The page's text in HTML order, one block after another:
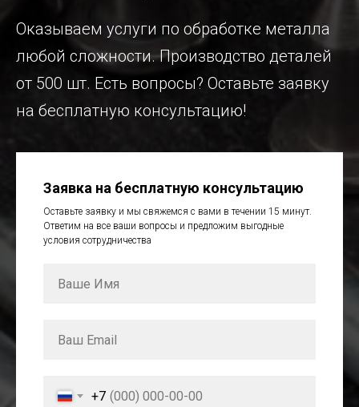
Оказываем услуги по обработке металла
любой сложности. Производство деталей
от 500 шт. Есть вопросы? Оставьте заявку
на бесплатную консультацию!
Заявка на бесплатную консультацию
Оставьте заявку и мы свяжемся с вами в течении 15 минут.
Ответим на все ваши вопросы и предложим выгодные
условия сотрудничества
+7